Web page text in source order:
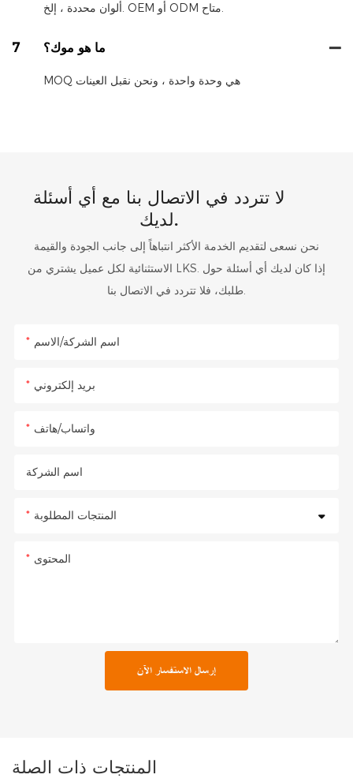
ألوان محددة ، إلخ. OEM أو ODM متاح.
7 ما هو موك؟
MOQ هي وحدة واحدة ، ونحن نقبل العينات
لا تتردد في الاتصال بنا مع أي أسئلة
لديك.
نحن نسعى لتقديم الخدمة الأكثر انتباهاً إلى جانب الجودة والقيمة
الاستثنائية لكل عميل يشتري من LKS. إذا كان لديك أي أسئلة حول
طلبك، فلا تتردد في الاتصال بنا.
اسم الشركة/الاسم
بريد إلكتروني
واتساب/هاتف
اسم الشركة
المنتجات المطلوبة
المحتوى
إرسال الاستفسار الآن
المنتجات ذات الصلة